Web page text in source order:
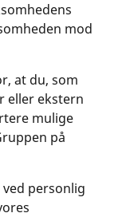
mod
at du, som
eller ekstern
mulige
på
personlig